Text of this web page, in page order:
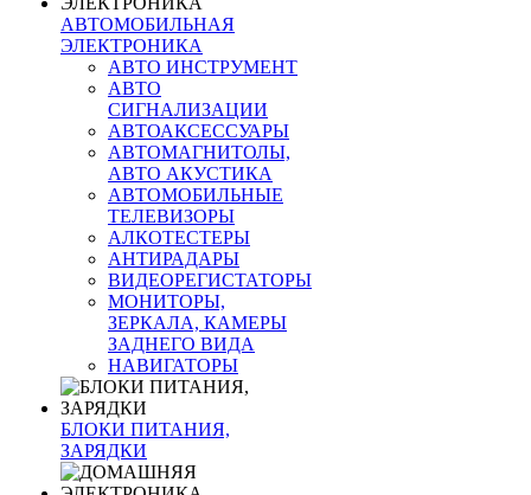
АВТОМОБИЛЬНАЯ
ЭЛЕКТРОНИКА
АВТО ИНСТРУМЕНТ
АВТО
СИГНАЛИЗАЦИИ
АВТОАКСЕССУАРЫ
АВТОМАГНИТОЛЫ,
АВТО АКУСТИКА
АВТОМОБИЛЬНЫЕ
ТЕЛЕВИЗОРЫ
АЛКОТЕСТЕРЫ
АНТИРАДАРЫ
ВИДЕОРЕГИСТАТОРЫ
МОНИТОРЫ,
ЗЕРКАЛА, КАМЕРЫ
ЗАДНЕГО ВИДА
НАВИГАТОРЫ
БЛОКИ ПИТАНИЯ,
ЗАРЯДКИ